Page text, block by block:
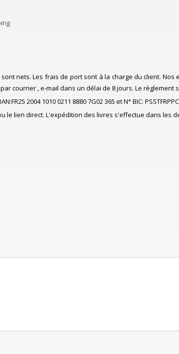
nets. Les frais de port sont à la charge du client.
courrier , e-mail dans un délai de 8 jours. Le règlement
2004 1010 0211 8880 7G02 365 et N° BIC:
le lien direct. L'expédition des livres s'effectue dans les